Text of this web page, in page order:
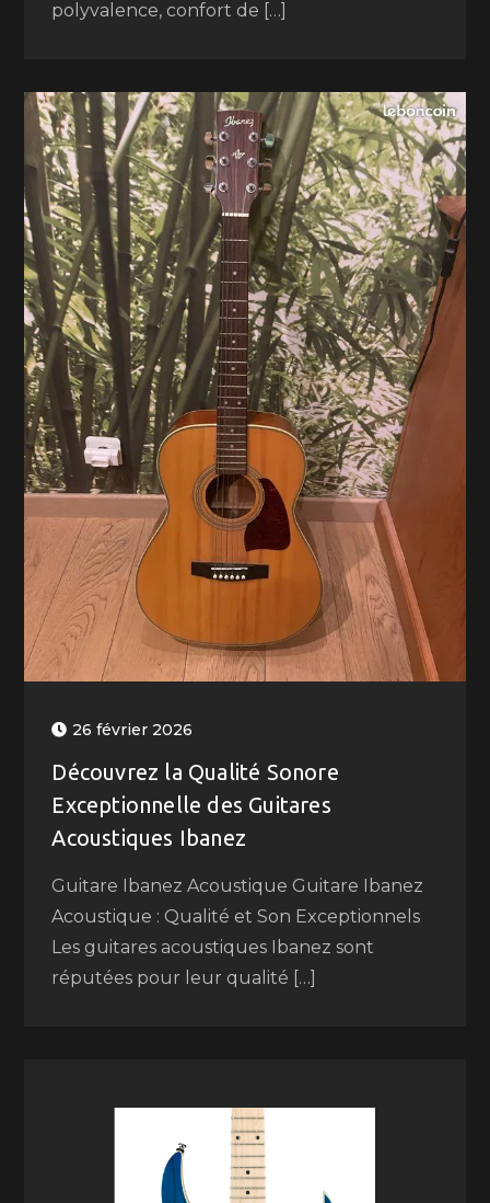
polyvalence, confort de […]
26 février 2026
Découvrez la Qualité Sonore
Exceptionnelle des Guitares
Acoustiques Ibanez
Guitare Ibanez Acoustique Guitare Ibanez
Acoustique : Qualité et Son Exceptionnels
Les guitares acoustiques Ibanez sont
réputées pour leur qualité […]